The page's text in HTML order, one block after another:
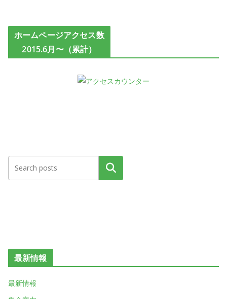
ホームページアクセス数
2015.6月〜（累計）
検索
最新情報
最新情報